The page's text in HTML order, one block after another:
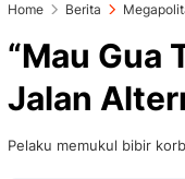
Home Berita
“Mau Gua
Jalan
Pelaku memukul bibir